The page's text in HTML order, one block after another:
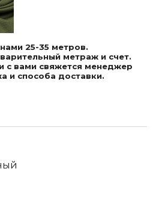
25-35 метров.
метраж и счет.
с вами свяжется менеджер
и способа доставки.